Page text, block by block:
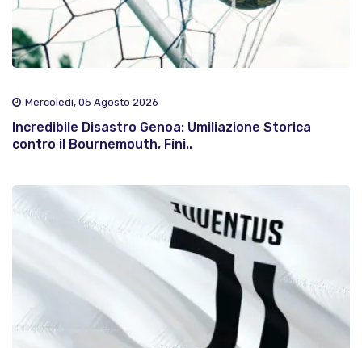
Mercoledì, 05 Agosto 2026
Incredibile Disastro Genoa: Umiliazione Storica
contro il Bournemouth, Fini..